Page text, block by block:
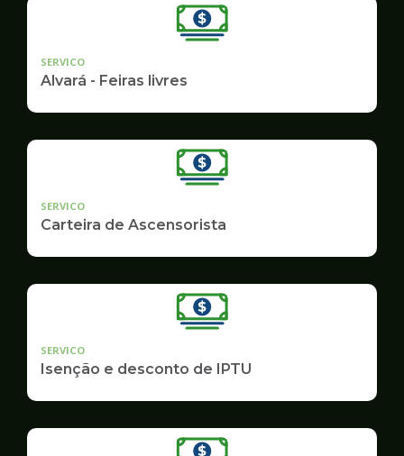
SERVICO
Alvará - Feiras livres
SERVICO
Carteira de Ascensorista
SERVICO
Isenção e desconto de IPTU